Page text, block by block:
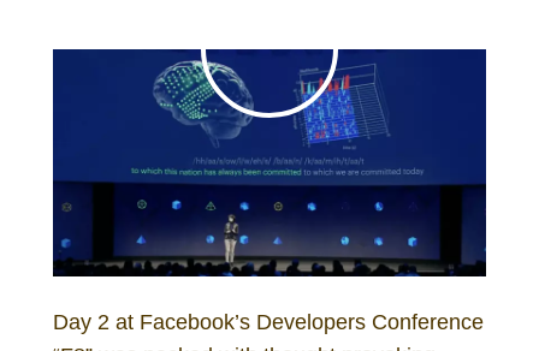
Day 2 at Facebook’s Developers Conference